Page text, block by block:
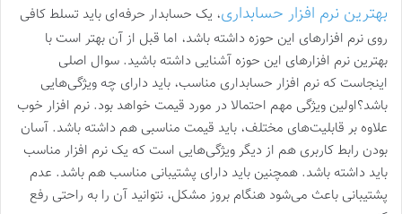
بهترین نرم افزار حسابداری، یک حسابدار حرفه‌ای باید تسلط کافی
روی نرم افزارهای این حوزه داشته باشد، اما قبل از آن بهتر است با
بهترین نرم افزارهای این حوزه آشنایی داشته باشید. سوال اصلی
اینجاست که نرم افزار حسابداری مناسب، باید دارای چه ویژگی‌هایی
باشد؟اولین ویژگی مهم احتمالا در مورد قیمت خواهد بود. نرم افزار خوب
علاوه بر قابلیت‌های مختلف، باید قیمت مناسبی هم داشته باشد. آسان
بودن رابط کاربری هم از دیگر ویژگی‌هایی است که یک نرم افزار مناسب
باید داشته باشد. همچنین باید دارای پشتیبانی مناسب هم باشد. عدم
پشتیبانی باعث می‌شود هنگام بروز مشکل، نتوانید آن را به راحتی رفع